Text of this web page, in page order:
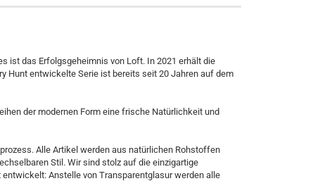
ist das Erfolgsgeheimnis von Loft. In 2021 erhält die
Hunt entwickelte Serie ist bereits seit 20 Jahren auf dem
der modernen Form eine frische Natürlichkeit und
Alle Artikel werden aus natürlichen Rohstoffen
Stil. Wir sind stolz auf die einzigartige
Anstelle von Transparentglasur werden alle